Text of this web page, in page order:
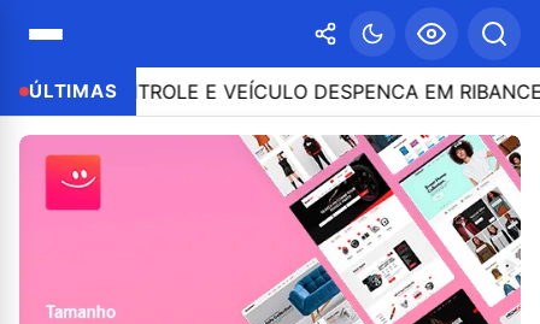
ÚLTIMAS
CONTROLE E VEÍCULO DESPENCA EM RIBANCEIRA